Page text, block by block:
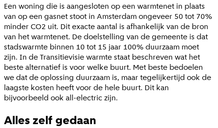
Een woning die is aangesloten op een warmtenet in plaats
van op een gasnet stoot in Amsterdam ongeveer 50 tot 70%
minder CO2 uit. Dit exacte aantal is afhankelijk van de bron
van het warmtenet. De doelstelling van de gemeente is dat
stadswarmte binnen 10 tot 15 jaar 100% duurzaam moet
zijn. In de Transitievisie warmte staat beschreven wat het
beste alternatief is voor welke buurt. Met beste bedoelen
we dat de oplossing duurzaam is, maar tegelijkertijd ook de
laagste kosten heeft voor de hele buurt. Dit kan
bijvoorbeeld ook all-electric zijn.
Alles zelf gedaan